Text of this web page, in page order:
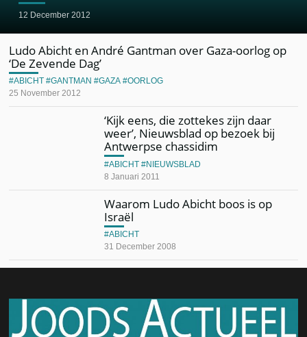
12 December 2012
Ludo Abicht en André Gantman over Gaza-oorlog op
‘De Zevende Dag’
25 November 2012
ABICHT GANTMAN GAZA OORLOG
‘Kijk eens, die zottekes zijn daar
weer’, Nieuwsblad op bezoek bij
Antwerpse chassidim
8 Januari 2011
ABICHT NIEUWSBLAD
Waarom Ludo Abicht boos is op
Israël
31 December 2008
ABICHT